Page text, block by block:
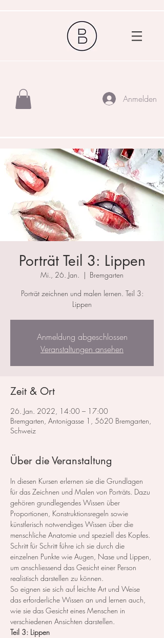
Anmelden
Porträt Teil 3: Lippen
Mi., 26. Jan.
  |
Bremgarten
Porträt zeichnen und malen lernen. Teil 3:
Lippen
Anmeldung abgeschlossen
Veranstaltungen ansehen
Zeit & Ort
26. Jan. 2022, 14:00 – 17:00
Bremgarten, Antonigasse 1, 5620 Bremgarten,
Schweiz
Über die Veranstaltung
In diesen Kursen erlernen sie die Grundlagen
für das Zeichnen und Malen von Porträts. Dazu
gehören grundlegendes Wissen über
Proportionen, Konstruktionsregeln sowie
künstlerisch notwendiges Wissen über die
menschliche Anatomie und speziell des Kopfes.
Schritt für Schritt führe ich sie durch die
einzelnen Punkte wie Augen, Nase und Lippen,
um anschliessend das Gesicht einer Person
realistisch darstellen zu können.
So eignen sie sich auf leichte Art und Weise
das erforderliche Wissen an und lernen auch,
wie sie das Gesicht eines Menschen in
verschiedenen Ansichten darstellen.
Teil 3: Lippen